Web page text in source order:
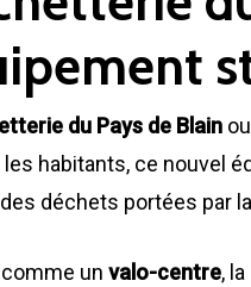
du Pays de Blain
les habitants, ce nouvel
déchets portées par
un valo-centre,